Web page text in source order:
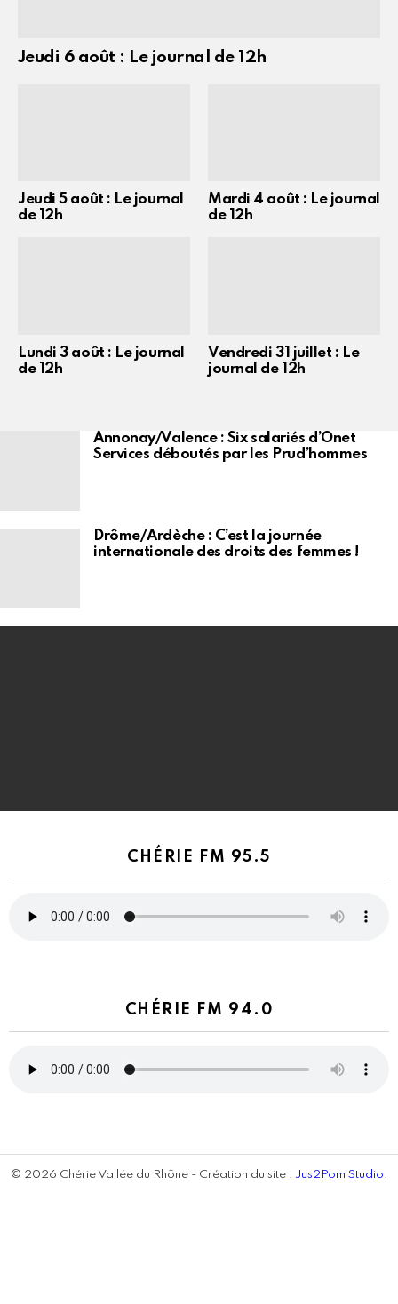
Jeudi 6 août : Le journal de 12h
Jeudi 5 août : Le journal
de 12h
Mardi 4 août : Le journal
de 12h
Lundi 3 août : Le journal
de 12h
Vendredi 31 juillet : Le
journal de 12h
Annonay/Valence : Six salariés d’Onet
Services déboutés par les Prud’hommes
Drôme/Ardèche : C’est la journée
internationale des droits des femmes !
CHÉRIE FM 95.5
CHÉRIE FM 94.0
© 2026 Chérie Vallée du Rhône - Création du site : Jus2Pom Studio.